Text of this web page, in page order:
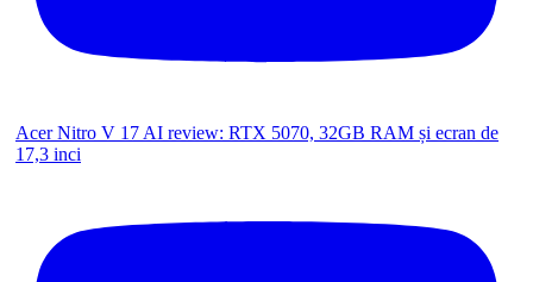
Acer Nitro V 17 AI review: RTX 5070, 32GB RAM și ecran de
17,3 inci